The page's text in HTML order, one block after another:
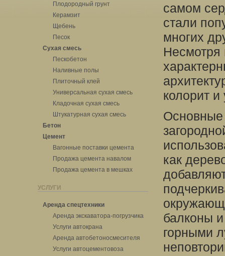
Плодородный грунт
Керамзит
Щебень
Песок
Сухая смесь
Пескобетон
Наливные полы
Плиточный клей
Универсальная сухая смесь
Кладочная сухая смесь
Штукатурная сухая смесь
Бетон
Цемент
Вагонные поставки цемента
Продажа цемента навалом
Продажа цемента в мешках
УСЛУГИ
Аренда спецтехники
Аренда экскаватора-погрузчика
Услуги автокрана
Аренда автобетоносмесителя
Услуги автоцементовоза
самом
стали
многих
Несмотря
колорит
Основные
как
балконы
горными